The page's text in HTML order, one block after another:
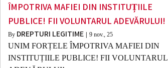
ÎMPOTRIVA MAFIEI DIN INSTITUȚIILE
PUBLICE! FII VOLUNTARUL ADEVĂRULUI!
By DREPTURI LEGITIME 9 nov., 25
UNIM FORȚELE ÎMPOTRIVA MAFIEI DIN
INSTITUȚIILE PUBLICE! FII VOLUNTARUL